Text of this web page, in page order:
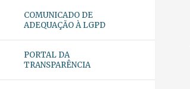
COMUNICADO DE
ADEQUAÇÃO À LGPD
PORTAL DA
TRANSPARÊNCIA